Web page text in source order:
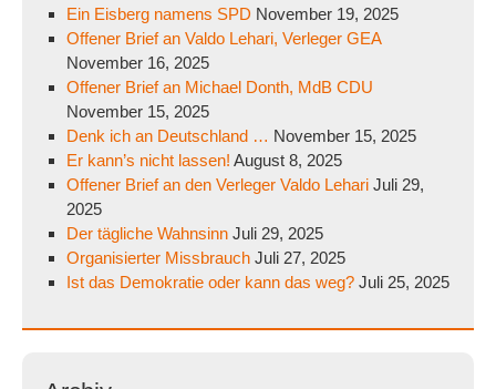
Ein Eisberg namens SPD November 19, 2025
Offener Brief an Valdo Lehari, Verleger GEA
November 16, 2025
Offener Brief an Michael Donth, MdB CDU
November 15, 2025
Denk ich an Deutschland … November 15, 2025
Er kann’s nicht lassen! August 8, 2025
Offener Brief an den Verleger Valdo Lehari Juli 29,
2025
Der tägliche Wahnsinn Juli 29, 2025
Organisierter Missbrauch Juli 27, 2025
Ist das Demokratie oder kann das weg? Juli 25, 2025